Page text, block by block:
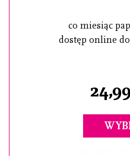
co miesiąc
dostęp online